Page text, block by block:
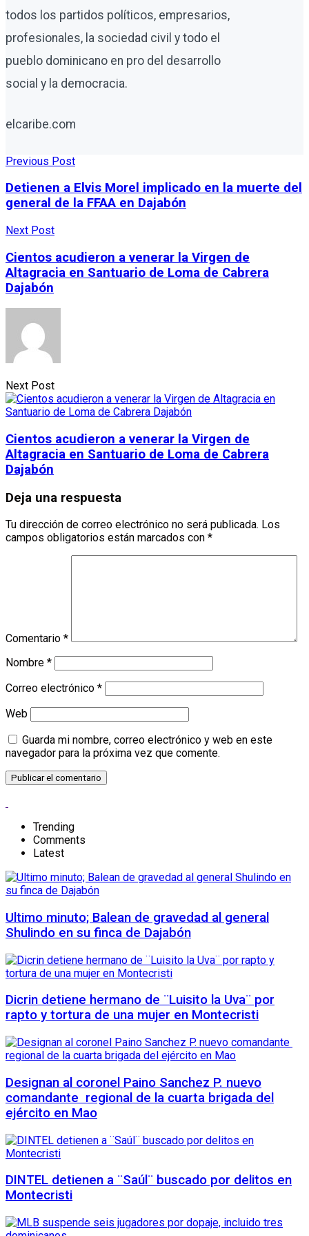
todos los partidos políticos, empresarios,
profesionales, la sociedad civil y todo el
pueblo dominicano en pro del desarrollo
social y la democracia.
elcaribe.com
Previous Post
Detienen a Elvis Morel implicado en la muerte del
general de la FFAA en Dajabón
Next Post
Cientos acudieron a venerar la Virgen de
Altagracia en Santuario de Loma de Cabrera
Dajabón
Next Post
Cientos acudieron a venerar la Virgen de
Altagracia en Santuario de Loma de Cabrera
Dajabón
Deja una respuesta
Tu dirección de correo electrónico no será publicada. Los
campos obligatorios están marcados con *
Comentario *
Nombre *
Correo electrónico *
Web
Guarda mi nombre, correo electrónico y web en este
navegador para la próxima vez que comente.
Trending
Comments
Latest
Ultimo minuto; Balean de gravedad al general
Shulindo en su finca de Dajabón
Dicrin detiene hermano de ¨Luisito la Uva¨ por
rapto y tortura de una mujer en Montecristi
Designan al coronel Paino Sanchez P. nuevo
comandante regional de la cuarta brigada del
ejército en Mao
DINTEL detienen a ¨Saúl¨ buscado por delitos en
Montecristi